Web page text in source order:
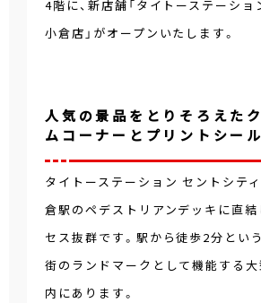
4階に、新店舗「タイトーステーショ
小倉店」がオープンいたします。
人気の景品をとりそろえた
ムコーナーとプリントシー
タイトーステーション セントシテ
倉駅のペデストリアンデッキに直結
セス抜群です。駅から徒歩2分とい
街のランドマークとして機能する
内にあります。